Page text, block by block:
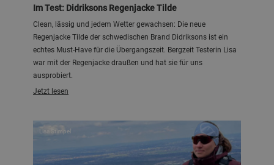
Im Test: Didriksons Regenjacke Tilde
Clean, lässig und jedem Wetter gewachsen: Die neue
Regenjacke Tilde der schwedischen Brand Didriksons ist ein
echtes Must-Have für die Übergangszeit. Bergzeit Testerin Lisa
war mit der Regenjacke draußen und hat sie für uns
ausprobiert.
Jetzt lesen
Lisa Stimpel